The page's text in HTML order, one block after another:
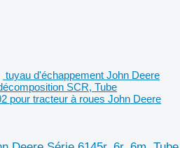
tuyau d'échappement John Deere
SCR, Tube
pour tracteur à roues John Deere